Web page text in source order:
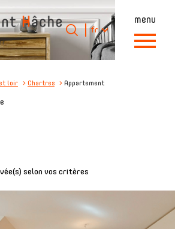
menu
Langue
fr
0
Langue
fr
loir Chartres Appartement
selon vos critères